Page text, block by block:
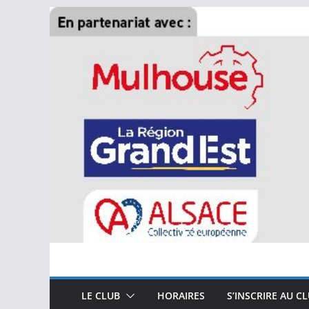
Passer
au
LE CLUB HORAIRES S’INSCRIRE AU